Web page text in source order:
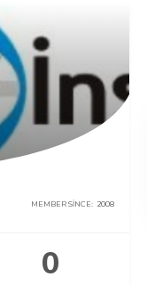
MEMBER SINCE: 2008
0